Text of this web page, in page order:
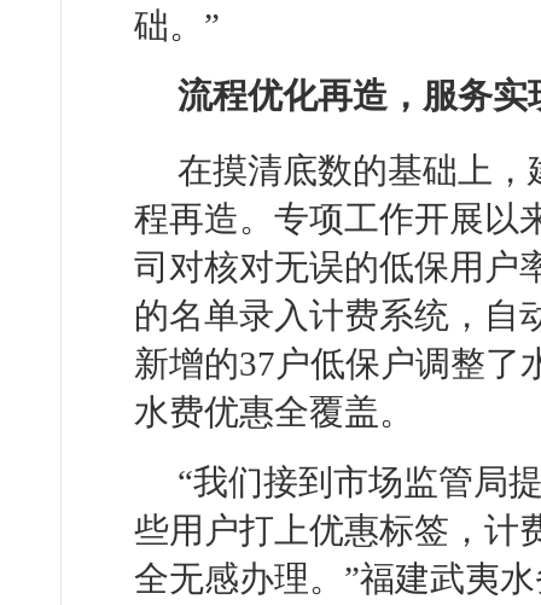
础。”
流程优化再造，服务实
在摸清底数的基础上
程再造。专项工作开展以
司对核对无误的低保用户
的名单录入计费系统，自
新增的37户低保户调整了
水费优惠全覆盖。
“我们接到市场监管局
些用户打上优惠标签，计
全无感办理。”福建武夷